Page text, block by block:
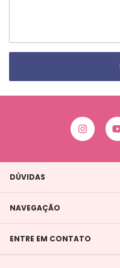
DÚVIDAS
NAVEGAÇÃO
ENTRE EM CONTATO